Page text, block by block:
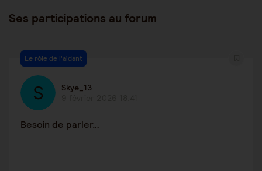
Ses participations au forum
Le rôle de l'aidant
Skye_13
Besoin de parler…